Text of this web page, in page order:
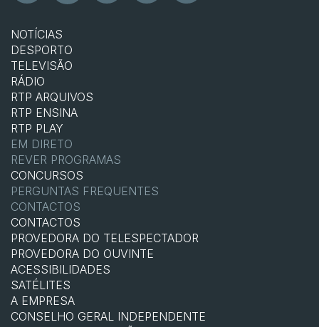
NOTÍCIAS
DESPORTO
TELEVISÃO
RÁDIO
RTP ARQUIVOS
RTP ENSINA
RTP PLAY
EM DIRETO
REVER PROGRAMAS
CONCURSOS
PERGUNTAS FREQUENTES
CONTACTOS
CONTACTOS
PROVEDORA DO TELESPECTADOR
PROVEDORA DO OUVINTE
ACESSIBILIDADES
SATÉLITES
A EMPRESA
CONSELHO GERAL INDEPENDENTE